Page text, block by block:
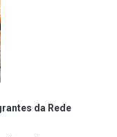
da Rede